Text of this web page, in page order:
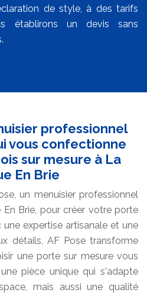
de style, à des tarifs
établirons un devis sans
professionnel
vous confectionne
sur mesure à La
En Brie
un menuisier professionnel
Brie, pour créer votre porte
une expertise artisanale et une
détails, AF Pose transforme
une porte sur mesure vous
pièce unique qui s'adapte
mais aussi une qualité